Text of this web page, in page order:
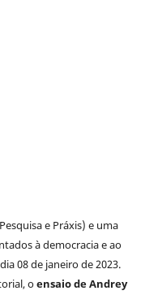
e Práxis) e uma
à democracia e ao
08 de janeiro de 2023.
oensaio de Andrey